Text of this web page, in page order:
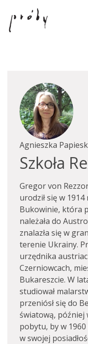
Agnieszka
Szkoła
Gregor von
urodził się w
Bukowinie, która
należała do
znalazła się w
terenie Ukrainy.
urzędnika
Czerniowcach,
Bukareszcie. W
studiował
przeniósł się do
światową, później
pobytu, by w
w swojej